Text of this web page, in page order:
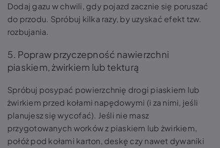
Dodaj gazu w chwili, gdy pojazd zacznie się poruszać
do przodu. Spróbuj kilka razy, by uzyskać efekt tzw.
rozbujania.
5. Popraw przyczepność nawierzchni
piaskiem, żwirkiem lub tekturą
Spróbuj posypać powierzchnię drogi piaskiem lub
żwirkiem przed kołami napędowymi (i za nimi, jeśli
planujesz się wycofać). Jeśli nie masz
przygotowanych worków z piaskiem lub żwirkiem,
połóż pod kołami karton, deskę czy nawet dywaniki